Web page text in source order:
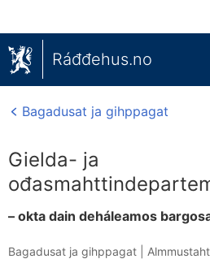
Ráđđehus.no
Bagadusat ja gihppagat
Gielda- ja
– okta dain deháleamos
Bagadusat ja gihppagat |